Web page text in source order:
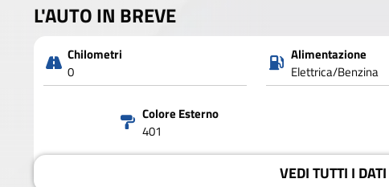
L'AUTO IN BREVE
Chilometri
0
Alimentazione
Elettrica/Benzina
Colore Esterno
401
VEDITUTTI I DATI